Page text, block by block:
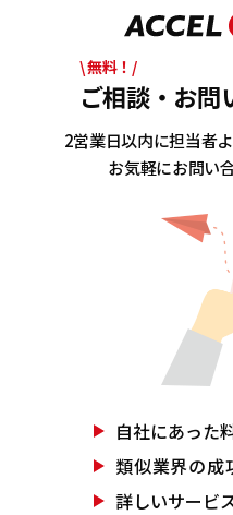
\ 無料！/
ご相談・お問
2営業日以内に担当者
お気軽にお問い
自社にあった
類似業界の成
詳しいサービ